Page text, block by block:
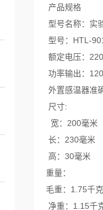
产品规格
型号名称：实
型号：HTL-
额定电压：
功率输出：
外置感温器准
尺寸:
宽：200毫米
长：230毫米
高：30毫米
重量：
毛重：1.75千
净重：1.15千